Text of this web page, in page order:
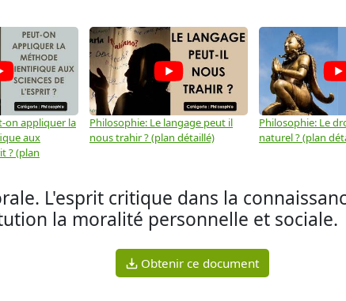
on appliquer la
aux
? (plan
Philosophie: Le langage peut il
nous trahir ? (plan détaillé)
Philosophie: Le
naturel ? (plan
L'esprit critique dans la
la moralité personnelle et sociale.
Obtenir ce document